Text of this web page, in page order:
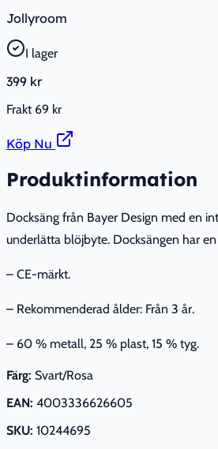
Jollyroom
I lager
399 kr
Frakt 69 kr
Köp Nu
Produktinformation
Docksäng från Bayer Design med en
underlätta blöjbyte. Docksängen har
– CE-märkt.
– Rekommenderad ålder: Från 3 år.
– 60 % metall, 25 % plast, 15 % tyg.
Färg: Svart/Rosa
EAN: 4003336626605
SKU: 10244695